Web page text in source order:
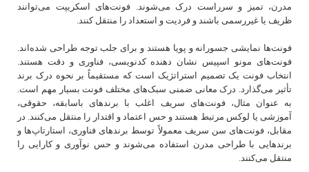
مدرن، تمیز و سرراست درک می‌شوند. فونت‌های اسکریپت می‌توانند
ظریف یا غیررسمی باشند و فردیت و استعداد را منتقل کنند.
فونت‌ها نمایشی جسورانه و پویا هستند و برای جلب توجه طراحی شده‌اند.
فونت‌های مونو اسپیس نشان دهنده کدنویسی، فناوری و دقت هستند.
انتخاب فونت یک تصمیم استراتژیک است که مستقیماً بر نحوه درک برند
تأثیر می‌گذارد. درک معانی ضمنی سبک‌های مختلف فونت بسیار مهم است.
به عنوان مثال، فونت‌های سریف اغلب با برندهای باسابقه، حقوقی،
آموزشی یا لوکس مرتبط هستند و حس اعتماد و اقتدار را منتقل می‌کنند. در
مقابل، فونت‌های سن سریف معمولاً توسط برندهای فناوری، استارتاپ‌ها و
برندهایی با طراحی مدرن استفاده می‌شوند و حس نوآوری و کارایی را
منتقل می‌کنند.